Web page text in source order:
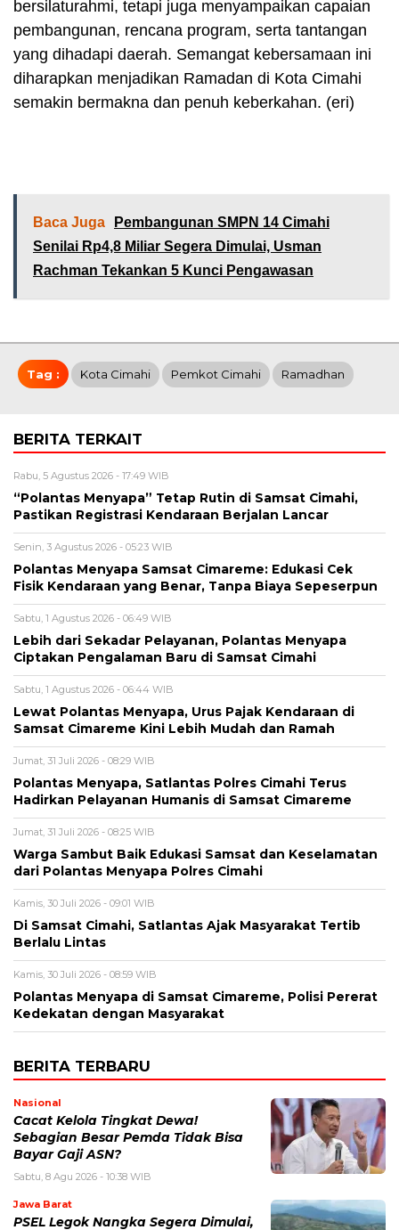
bersilaturahmi, tetapi juga menyampaikan capaian
pembangunan, rencana program, serta tantangan
yang dihadapi daerah. Semangat kebersamaan ini
diharapkan menjadikan Ramadan di Kota Cimahi
semakin bermakna dan penuh keberkahan. (eri)
Baca Juga
Pembangunan SMPN 14 Cimahi
Senilai Rp4,8 Miliar Segera Dimulai, Usman
Rachman Tekankan 5 Kunci Pengawasan
Tag : Kota Cimahi Pemkot Cimahi Ramadhan
BERITA TERKAIT
Rabu, 5 Agustus 2026 - 17:49 WIB
“Polantas Menyapa” Tetap Rutin di Samsat Cimahi,
Pastikan Registrasi Kendaraan Berjalan Lancar
Senin, 3 Agustus 2026 - 05:23 WIB
Polantas Menyapa Samsat Cimareme: Edukasi Cek
Fisik Kendaraan yang Benar, Tanpa Biaya Sepeserpun
Sabtu, 1 Agustus 2026 - 06:49 WIB
Lebih dari Sekadar Pelayanan, Polantas Menyapa
Ciptakan Pengalaman Baru di Samsat Cimahi
Sabtu, 1 Agustus 2026 - 06:44 WIB
Lewat Polantas Menyapa, Urus Pajak Kendaraan di
Samsat Cimareme Kini Lebih Mudah dan Ramah
Jumat, 31 Juli 2026 - 08:29 WIB
Polantas Menyapa, Satlantas Polres Cimahi Terus
Hadirkan Pelayanan Humanis di Samsat Cimareme
Jumat, 31 Juli 2026 - 08:25 WIB
Warga Sambut Baik Edukasi Samsat dan Keselamatan
dari Polantas Menyapa Polres Cimahi
Kamis, 30 Juli 2026 - 09:01 WIB
Di Samsat Cimahi, Satlantas Ajak Masyarakat Tertib
Berlalu Lintas
Kamis, 30 Juli 2026 - 08:59 WIB
Polantas Menyapa di Samsat Cimareme, Polisi Pererat
Kedekatan dengan Masyarakat
BERITA TERBARU
Nasional
Cacat Kelola Tingkat Dewa!
Sebagian Besar Pemda Tidak Bisa
Bayar Gaji ASN?
Sabtu, 8 Agu 2026 - 10:38 WIB
Jawa Barat
PSEL Legok Nangka Segera Dimulai,